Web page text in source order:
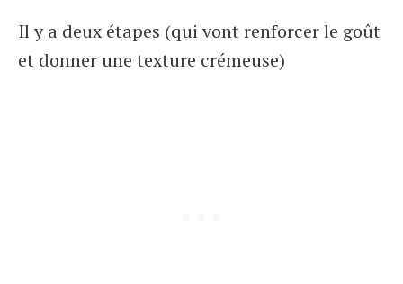
Il y a deux étapes (qui vont renforcer le goût
et donner une texture crémeuse)